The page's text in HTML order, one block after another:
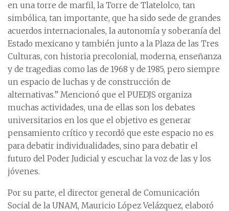
en una torre de marfil, la Torre de Tlatelolco, tan
simbólica, tan importante, que ha sido sede de grandes
acuerdos internacionales, la autonomía y soberanía del
Estado mexicano y también junto a la Plaza de las Tres
Culturas, con historia precolonial, moderna, enseñanza
y de tragedias como las de 1968 y de 1985, pero siempre
un espacio de luchas y de construcción de
alternativas.” Mencionó que el PUEDJS organiza
muchas actividades, una de ellas son los debates
universitarios en los que el objetivo es generar
pensamiento crítico y recordó que este espacio no es
para debatir individualidades, sino para debatir el
futuro del Poder Judicial y escuchar la voz de las y los
jóvenes.
Por su parte, el director general de Comunicación
Social de la UNAM, Mauricio López Velázquez, elaboró